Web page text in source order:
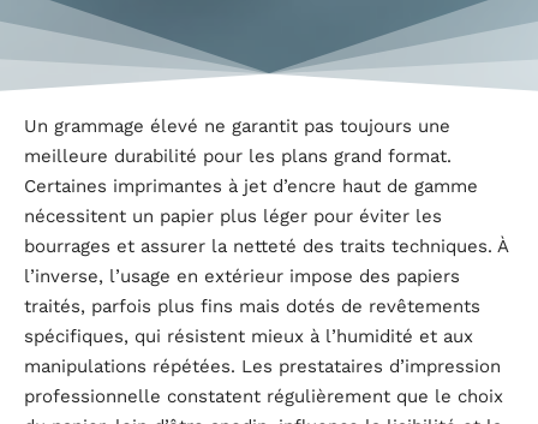
Un grammage élevé ne garantit pas toujours une
meilleure durabilité pour les plans grand format.
Certaines imprimantes à jet d’encre haut de gamme
nécessitent un papier plus léger pour éviter les
bourrages et assurer la netteté des traits techniques. À
l’inverse, l’usage en extérieur impose des papiers
traités, parfois plus fins mais dotés de revêtements
spécifiques, qui résistent mieux à l’humidité et aux
manipulations répétées. Les prestataires d’impression
professionnelle constatent régulièrement que le choix